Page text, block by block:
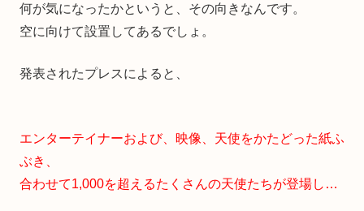
何が気になったかというと、その向きなんです。
空に向けて設置してあるでしょ。
発表されたプレスによると、
エンターテイナーおよび、映像、天使をかたどった紙ふ
ぶき、
合わせて1,000を超えるたくさんの天使たちが登場し…